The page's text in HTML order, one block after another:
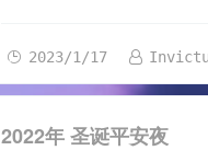
2023/1/17
2022/12/25
2022年 圣诞平安夜